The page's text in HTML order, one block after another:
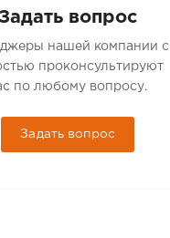
вопрос
нашей компании с
проконсультируют
по любому вопросу.
Задать вопрос